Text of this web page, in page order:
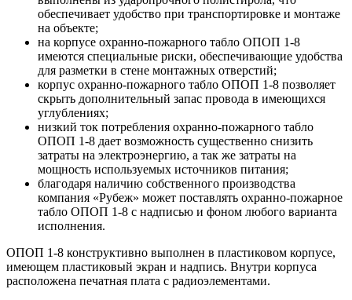
обеспечивает удобство при транспортировке и монтаже
на объекте;
на корпусе охранно-пожарного табло ОПОП 1-8
имеются специальные риски, обеспечивающие удобства
для разметки в стене монтажных отверстий;
корпус охранно-пожарного табло ОПОП 1-8 позволяет
скрыть дополнительный запас провода в имеющихся
углублениях;
низкий ток потребления охранно-пожарного табло
ОПОП 1-8 дает возможность существенно снизить
затраты на электроэнергию, а так же затраты на
мощность используемых источников питания;
благодаря наличию собственного производства
компания «Рубеж» может поставлять охранно-пожарное
табло ОПОП 1-8 с надписью и фоном любого варианта
исполнения.
ОПОП 1-8 конструктивно выполнен в пластиковом корпусе,
имеющем пластиковый экран и надпись. Внутри корпуса
расположена печатная плата с радиоэлементами.